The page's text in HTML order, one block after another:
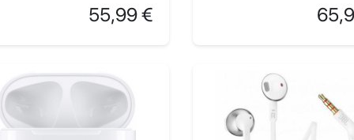
Prix
55,99 €
Prix